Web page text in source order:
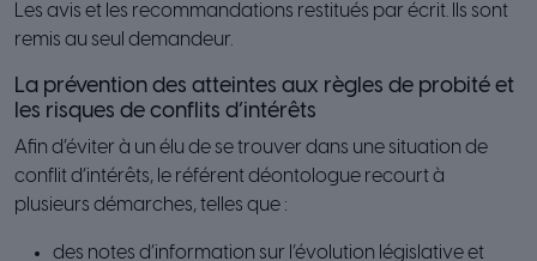
Les avis et les recommandations restitués par écrit. Ils sont
remis au seul demandeur.
La prévention des atteintes aux règles de probité et
les risques de conflits d’intérêts
Afin d’éviter à un élu de se trouver dans une situation de
conflit d’intérêts, le référent déontologue recourt à
plusieurs démarches, telles que :
des notes d’information sur l’évolution législative et